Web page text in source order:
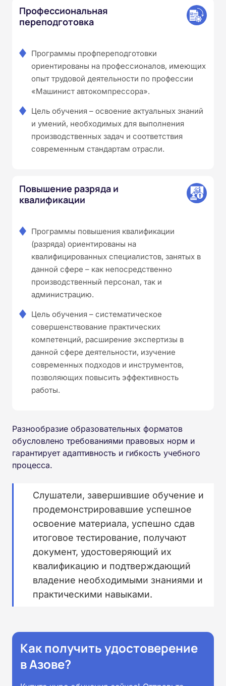
Профессиональная
переподготовка
Программы профпереподготовки
ориентированы на профессионалов, имеющих
опыт трудовой деятельности по профессии
«Машинист автокомпрессора».
Цель обучения – освоение актуальных знаний
и умений, необходимых для выполнения
производственных задач и соответствия
современным стандартам отрасли.
Повышение разряда и
квалификации
Программы повышения квалификации
(разряда) ориентированы на
квалифицированных специалистов, занятых в
данной сфере – как непосредственно
производственный персонал, так и
администрацию.
Цель обучения – систематическое
совершенствование практических
компетенций, расширение экспертизы в
данной сфере деятельности, изучение
современных подходов и инструментов,
позволяющих повысить эффективность
работы.
Разнообразие образовательных форматов
обусловлено требованиями правовых норм и
гарантирует адаптивность и гибкость учебного
процесса.
Слушатели, завершившие обучение и
продемонстрировавшие успешное
освоение материала, успешно сдав
итоговое тестирование, получают
документ, удостоверяющий их
квалификацию и подтверждающий
владение необходимыми знаниями и
практическими навыками.
Как получить удостоверение
в Азове?